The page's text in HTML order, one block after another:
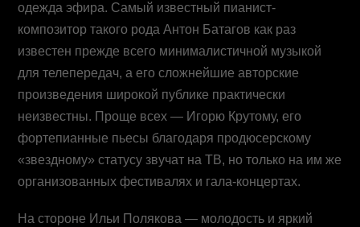
одежда эфира. Самый известный пианист-
композитор такого рода Антон Батагов как раз
известен прежде всего минималистичной музыкой
для телепередач, а его сложнейшие авторские
произведения широкой публике практически
неизвестны. Проще всех — Игорю Крутому, его
фортепианные пьесы благодаря продюсерскому
«звездному» статусу звучат на ТВ, но только на им же
организованных фестивалях и гала-концертах.
На стороне Ильи Полякова — молодость и яркий